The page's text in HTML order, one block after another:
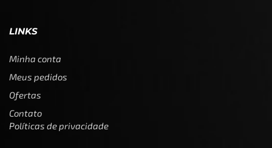
LINKS
Minha conta
Meus pedidos
Ofertas
Contato
Políticas de privacidade